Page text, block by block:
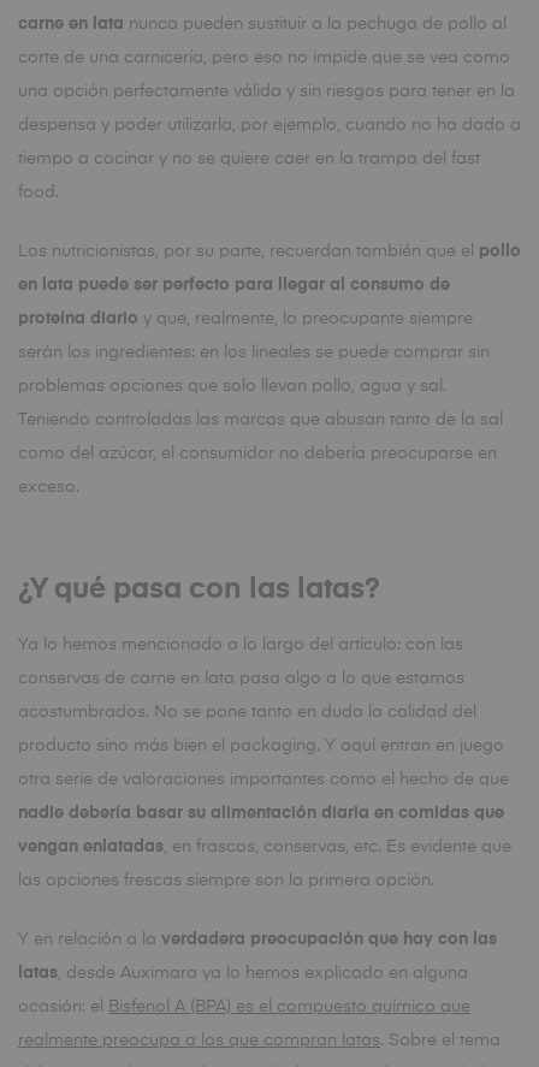
carne en lata nunca pueden sustituir a la pechuga de pollo al
corte de una carnicería, pero eso no impide que se vea como
una opción perfectamente válida y sin riesgos para tener en la
despensa y poder utilizarla, por ejemplo, cuando no ha dado a
tiempo a cocinar y no se quiere caer en la trampa del fast
food.
Los nutricionistas, por su parte, recuerdan también que el pollo
en lata puede ser perfecto para llegar al consumo de
proteína diario y que, realmente, lo preocupante siempre
serán los ingredientes: en los lineales se puede comprar sin
problemas opciones que solo llevan pollo, agua y sal.
Teniendo controladas las marcas que abusan tanto de la sal
como del azúcar, el consumidor no debería preocuparse en
exceso.
¿Y qué pasa con las latas?
Ya lo hemos mencionado a lo largo del artículo: con las
conservas de carne en lata pasa algo a lo que estamos
acostumbrados. No se pone tanto en duda la calidad del
producto sino más bien el packaging. Y aquí entran en juego
otra serie de valoraciones importantes como el hecho de que
nadie debería basar su alimentación diaria en comidas que
vengan enlatadas , en frascos, conservas, etc. Es evidente que
las opciones frescas siempre son la primera opción.
Y en relación a la verdadera preocupación que hay con las
latas , desde Auximara ya lo hemos explicado en alguna
ocasión: el
Bisfenol A (BPA) es el compuesto químico que
realmente preocupa a los que compran latas. Sobre el tema